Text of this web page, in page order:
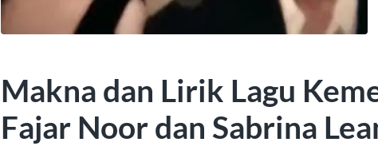
Makna dan Lirik Lagu
Fajar Noor dan Sabrina